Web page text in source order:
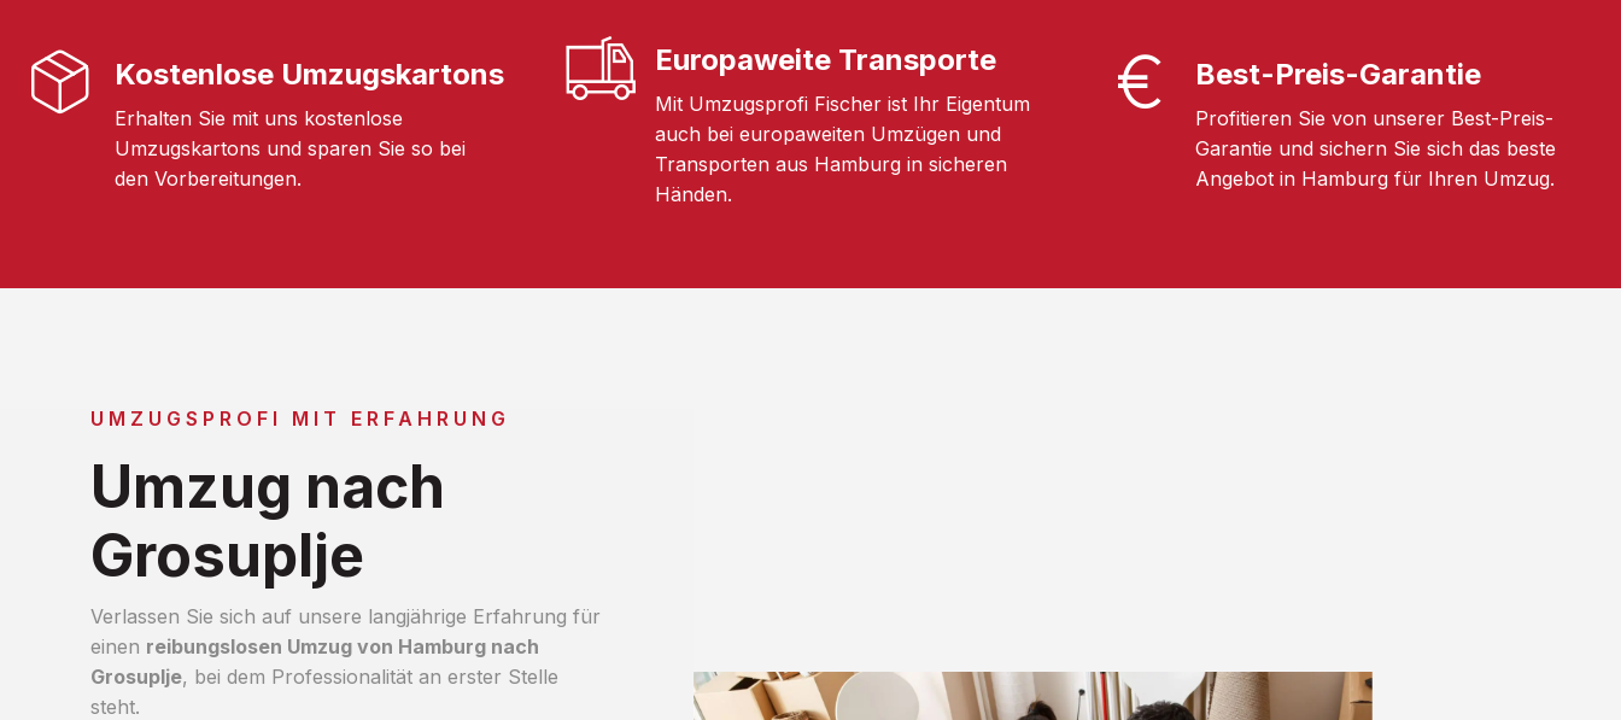
Kostenlose Umzugskartons
Erhalten Sie mit uns kostenlose
Umzugskartons und sparen Sie so bei
den Vorbereitungen.
Europaweite Transporte
Mit Umzugsprofi Fischer ist Ihr Eigentum
auch bei europaweiten Umzügen und
Transporten aus Hamburg in sicheren
Händen.
Best-Preis-Garantie
Profitieren Sie von unserer Best-Preis-
Garantie und sichern Sie sich das beste
Angebot in Hamburg für Ihren Umzug.
UMZUGSPROFI MIT ERFAHRUNG
Umzug nach
Grosuplje
Verlassen Sie sich auf unsere langjährige Erfahrung für
einen reibungslosen Umzug von Hamburg nach
Grosuplje, bei dem Professionalität an erster Stelle
steht.